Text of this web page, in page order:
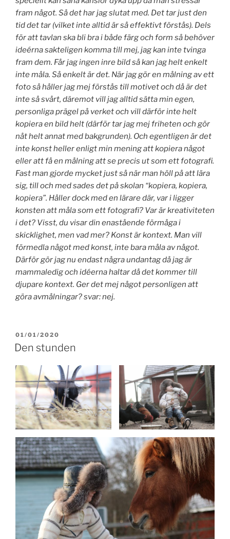
fram något. Så det har jag slutat med. Det tar just den
tid det tar (vilket inte alltid är så effektivt förstås). Dels
för att tavlan ska bli bra i både färg och form så behöver
ideérna sakteligen komma till mej, jag kan inte tvinga
fram dem. Får jag ingen inre bild så kan jag helt enkelt
inte måla. Så enkelt är det. När jag gör en målning av ett
foto så håller jag mej förstås till motivet och då är det
inte så svårt, däremot vill jag alltid sätta min egen,
personliga prägel på verket och vill därför inte helt
kopiera en bild helt (därför tar jag mej friheten och gör
nåt helt annat med bakgrunden). Och egentligen är det
inte konst heller enligt min mening att kopiera något
eller att få en målning att se precis ut som ett fotografi.
Fast man gjorde mycket just så när man höll på att lära
sig, till och med sades det på skolan “kopiera, kopiera,
kopiera”. Håller dock med en lärare där, var i ligger
konsten att måla som ett fotografi? Var är kreativiteten
i det? Visst, du visar din enastående förmåga i
skicklighet, men vad mer? Konst är kontext. Man vill
förmedla något med konst, inte bara måla av något.
Därför gör jag nu endast några undantag då jag är
mammaledig och idéerna haltar då det kommer till
djupare kontext. Ger det mej något personligen att
göra avmålningar? svar: nej.
POSTED
ON
01/01/2020
Den stunden